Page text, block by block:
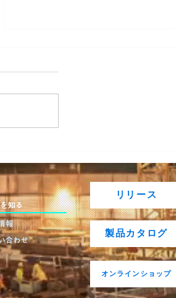
Drone 2026 | 第11回」in幕張
メッセ に出展します
を知る
報
合わせ
リリース
製品カタログ
オンラインショップ